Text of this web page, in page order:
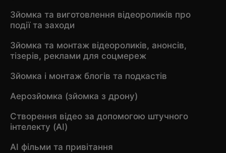
Зйомка та виготовлення відеороликів про
події та заходи
Зйомка та монтаж відеороликів, анонсів,
тізерів, реклами для соцмереж
Зйомка і монтаж блогів та подкастів
Аерозйомка (зйомка з дрону)
Створення відео за допомогою штучного
інтелекту (AI)
AI фільми та привітання